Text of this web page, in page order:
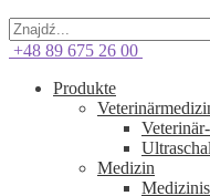
+48 89 675 26 00
Produkte
Medizin